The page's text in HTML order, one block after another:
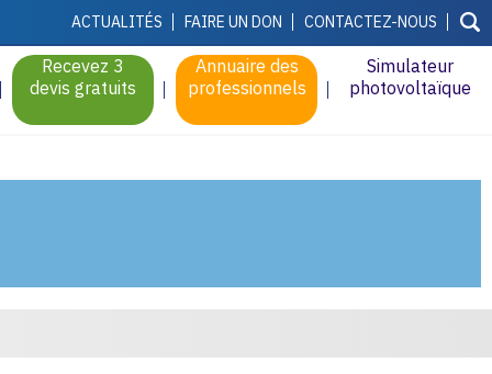
ACTUALITÉS FAIRE UN DON CONTACTEZ-NOUS
Recevez 3
devis gratuits
Annuaire des
professionnels
Simulateur
photovoltaïque